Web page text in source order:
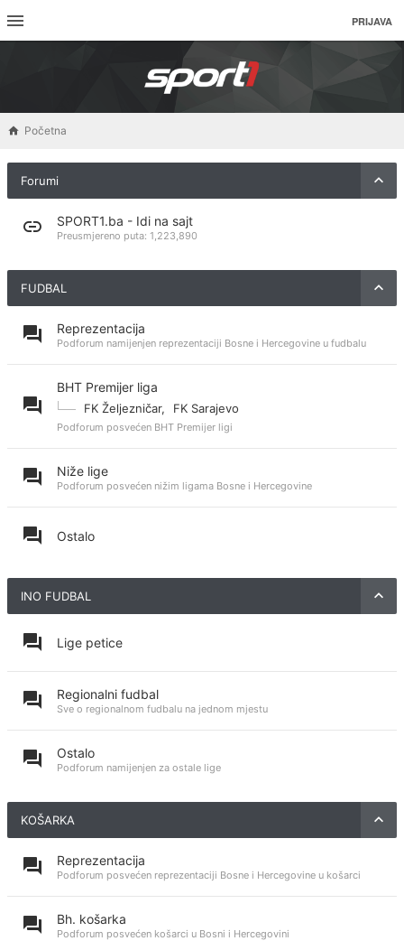
PRIJAVA
Početna
Forumi
SPORT1.ba - Idi na sajt
Preusmjereno puta: 1,223,890
FUDBAL
Reprezentacija
Podforum namijenjen reprezentaciji Bosne i Hercegovine u fudbalu
BHT Premijer liga
FK Željezničar, FK Sarajevo
Podforum posvećen BHT Premijer ligi
Niže lige
Podforum posvećen nižim ligama Bosne i Hercegovine
Ostalo
INO FUDBAL
Lige petice
Regionalni fudbal
Sve o regionalnom fudbalu na jednom mjestu
Ostalo
Podforum namijenjen za ostale lige
KOŠARKA
Reprezentacija
Podforum posvećen reprezentaciji Bosne i Hercegovine u košarci
Bh. košarka
Podforum posvećen košarci u Bosni i Hercegovini